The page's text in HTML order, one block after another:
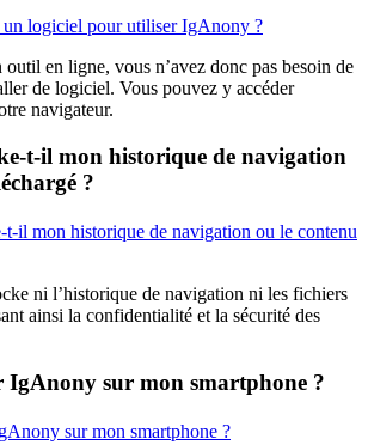
logiciel pour utiliser IgAnony ?
en ligne, vous n’avez donc pas besoin de
de logiciel. Vous pouvez y accéder
navigateur.
t-il mon historique de navigation
?
il mon historique de navigation ou le contenu
ni l’historique de navigation ni les fichiers
ainsi la confidentialité et la sécurité des
IgAnony sur mon smartphone ?
sur mon smartphone ?